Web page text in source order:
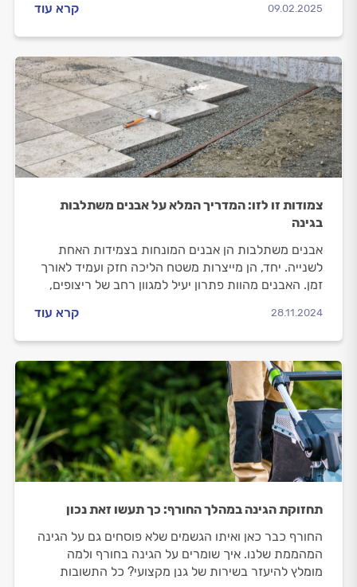
09.02.2025 קרא עוד
צמודות זו לזו: המדריך המלא על אבנים משתלבות
בגינה
אבנים משתלבות הן אבנים המונחות בצמידות האחת
לשנייה. יחד, הן מייצרות משטח הליכה חזק ועמיד לאורך
זמן. האבנים מהוות פתרון יעיל למגוון רחב של ריצופים,
28.11.2024 קרא עוד
תחזוקת הגינה במהלך החורף: כך תעשו זאת נכון
החורף כבר כאן ואיתו הגשמים שלא פוסחים גם על הגינה
המהממת שלנו. איך שומרים על הגינה בחורף ולמה
מומלץ להיעזר בשירות של גנן מקצועי? כל התשובות